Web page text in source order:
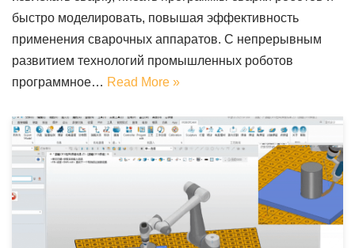
быстро моделировать, повышая эффективность
применения сварочных аппаратов. С непрерывным
развитием технологий промышленных роботов
программное… Read More »